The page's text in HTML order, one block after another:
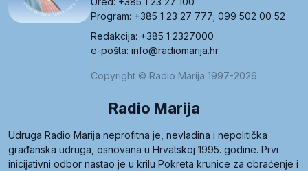
Program: +385 1 23 27 777; 099 502 00 52
Redakcija: +385 1 2327000
e-pošta: info@radiomarija.hr
Copyright © Radio Marija 1997-2026
Radio Marija
Udruga Radio Marija neprofitna je, nevladina i nepolitička
građanska udruga, osnovana u Hrvatskoj 1995. godine. Prvi
inicijativni odbor nastao je u krilu Pokreta krunice za obraćenje i